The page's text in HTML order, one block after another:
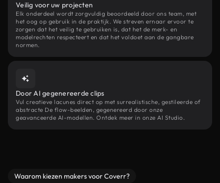
Veilig voor uw projecten
Elk onderdeel wordt zorgvuldig beoordeeld door ons team, met
het oog op gebruik in de praktijk. We streven ernaar ervoor te
zorgen dat het veilig te gebruiken is, dat het de merk- en
modelrechten respecteert en dat het voldoet aan de gangbare
normen.
Door AI gegenereerde clips
Vul creatieve lacunes direct op met surrealistische, gestileerde of
abstracte De flow-beelden, gegenereerd door onze
geavanceerde AI-modellen. Ontdek meer in onze AI Studio.
Waarom kiezen makers voor Coverr?